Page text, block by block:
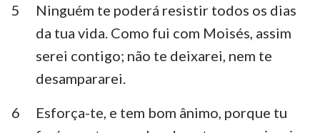
Malaquias
5
Ninguém te poderá resistir todos os dias
da tua vida. Como fui com Moisés, assim
serei contigo; não te deixarei, nem te
desampararei.
6
Esforça-te, e tem bom ânimo, porque tu